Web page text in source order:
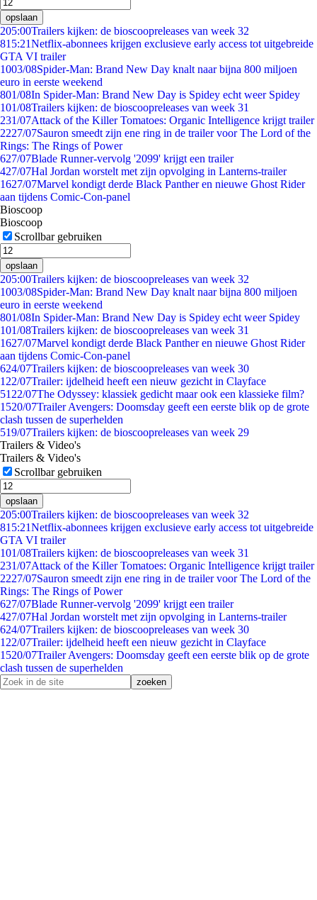
opslaan
205:00Trailers kijken: de bioscoopreleases van week 32
815:21Netflix-abonnees krijgen exclusieve early access tot uitgebreide
GTA VI trailer
1003/08Spider-Man: Brand New Day knalt naar bijna 800 miljoen
euro in eerste weekend
801/08In Spider-Man: Brand New Day is Spidey echt weer Spidey
101/08Trailers kijken: de bioscoopreleases van week 31
231/07Attack of the Killer Tomatoes: Organic Intelligence krijgt trailer
2227/07Sauron smeedt zijn ene ring in de trailer voor The Lord of the
Rings: The Rings of Power
627/07Blade Runner-vervolg '2099' krijgt een trailer
427/07Hal Jordan worstelt met zijn opvolging in Lanterns-trailer
1627/07Marvel kondigt derde Black Panther en nieuwe Ghost Rider
aan tijdens Comic-Con-panel
Bioscoop
Bioscoop
Scrollbar gebruiken
opslaan
205:00Trailers kijken: de bioscoopreleases van week 32
1003/08Spider-Man: Brand New Day knalt naar bijna 800 miljoen
euro in eerste weekend
801/08In Spider-Man: Brand New Day is Spidey echt weer Spidey
101/08Trailers kijken: de bioscoopreleases van week 31
1627/07Marvel kondigt derde Black Panther en nieuwe Ghost Rider
aan tijdens Comic-Con-panel
624/07Trailers kijken: de bioscoopreleases van week 30
1 22/07Trailer: ijdelheid heeft een nieuw gezicht in Clayface
51 22/07The Odyssey: klassiek gedicht maar ook een klassieke film?
1520/07Trailer Avengers: Doomsday geeft een eerste blik op de grote
clash tussen de superhelden
519/07Trailers kijken: de bioscoopreleases van week 29
Trailers & Video's
Trailers & Video's
Scrollbar gebruiken
opslaan
205:00Trailers kijken: de bioscoopreleases van week 32
815:21Netflix-abonnees krijgen exclusieve early access tot uitgebreide
GTA VI trailer
101/08Trailers kijken: de bioscoopreleases van week 31
231/07Attack of the Killer Tomatoes: Organic Intelligence krijgt trailer
2227/07Sauron smeedt zijn ene ring in de trailer voor The Lord of the
Rings: The Rings of Power
627/07Blade Runner-vervolg '2099' krijgt een trailer
427/07Hal Jordan worstelt met zijn opvolging in Lanterns-trailer
624/07Trailers kijken: de bioscoopreleases van week 30
1 22/07Trailer: ijdelheid heeft een nieuw gezicht in Clayface
1520/07Trailer Avengers: Doomsday geeft een eerste blik op de grote
clash tussen de superhelden